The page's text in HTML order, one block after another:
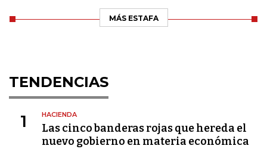
MÁS ESTAFA
TENDENCIAS
1 HACIENDA
Las cinco banderas rojas que hereda el
nuevo gobierno en materia económica